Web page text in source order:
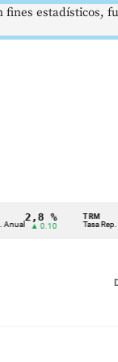
%
0.10
TRM
Tasa Rep. Moneda